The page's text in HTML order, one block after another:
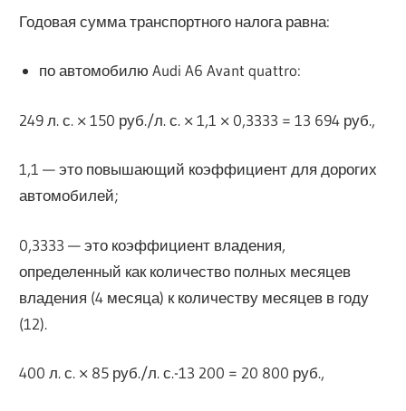
Годовая сумма транспортного налога равна:
по автомобилю Audi A6 Avant quattro:
249 л. с. × 150 руб./л. с. × 1,1 × 0,3333 = 13 694 руб.,
1,1 — это повышающий коэффициент для дорогих
автомобилей;
0,3333 — это коэффициент владения,
определенный как количество полных месяцев
владения (4 месяца) к количеству месяцев в году
(12).
400 л. с. × 85 руб./л. с.-13 200 = 20 800 руб.,